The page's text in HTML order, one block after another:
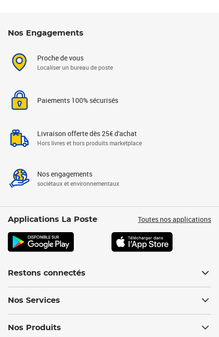
Nos Engagements
Proche de vous
Localiser un bureau de poste
Paiements 100% sécurisés
Livraison offerte dès 25€ d'achat
Hors livres et hors produits marketplace
Nos engagements
sociétaux et environnementaux
Applications La Poste Toutes nos applications
Restons connectés
Nos Services
Nos Produits